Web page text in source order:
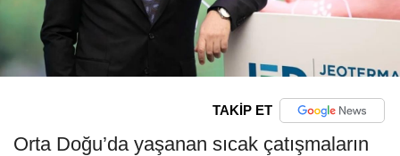
TAKİP ET
Orta Doğu’da yaşanan sıcak çatışmaların